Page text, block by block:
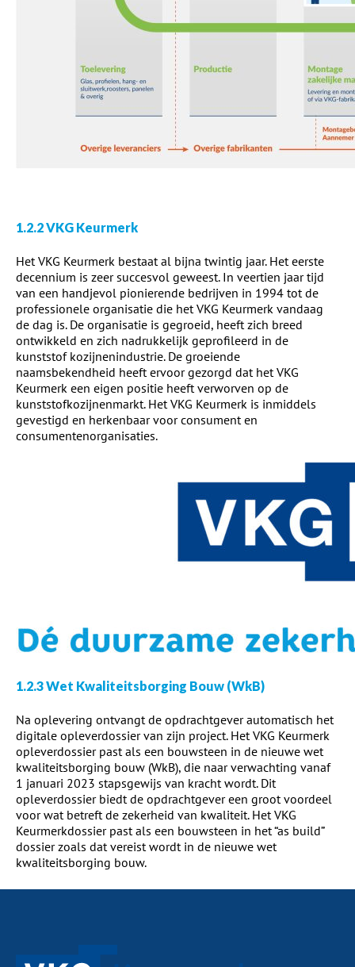
1.2.2 VKG Keurmerk
Het VKG Keurmerk bestaat al bijna twintig jaar. Het eerste
decennium is zeer succesvol geweest. In veertien jaar tijd
van een handjevol pionierende bedrijven in 1994 tot de
professionele organisatie die het VKG Keurmerk vandaag
de dag is. De organisatie is gegroeid, heeft zich breed
ontwikkeld en zich nadrukkelijk geprofileerd in de
kunststof kozijnenindustrie. De groeiende
naamsbekendheid heeft ervoor gezorgd dat het VKG
Keurmerk een eigen positie heeft verworven op de
kunststofkozijnenmarkt. Het VKG Keurmerk is inmiddels
gevestigd en herkenbaar voor consument en
consumentenorganisaties.
1.2.3 Wet Kwaliteitsborging Bouw (WkB)
Na oplevering ontvangt de opdrachtgever automatisch het
digitale opleverdossier van zijn project. Het VKG Keurmerk
opleverdossier past als een bouwsteen in de nieuwe wet
kwaliteitsborging bouw (WkB), die naar verwachting vanaf
1 januari 2023 stapsgewijs van kracht wordt. Dit
opleverdossier biedt de opdrachtgever een groot voordeel
voor wat betreft de zekerheid van kwaliteit. Het VKG
Keurmerkdossier past als een bouwsteen in het “as build”
dossier zoals dat vereist wordt in de nieuwe wet
kwaliteitsborging bouw.